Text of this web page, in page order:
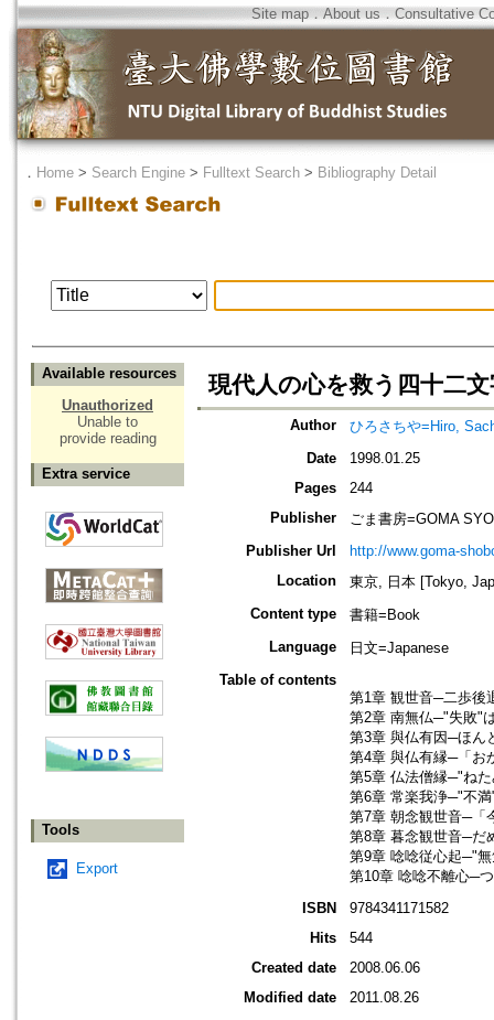
Site map．About us ． Consultative
． Home > Search Engine > Fulltext Search > Bibliography Detail
Available resources
Unauthorized
Unable to
provide reading
Extra service
Tools
Export
現代人の心を救う四十二
Author
ひろさちや=Hiro,
Date
1998.01.25
Pages
244
Publisher
ごま書房=GOMA
Publisher Url
http://www.goma-
Location
東京, 日本 [Tokyo,
Content type
書籍=Book
Language
日文=Japanese
Table of contents
第1章 観世音─二歩後
第2章 南無仏─"失敗"
第3章 與仏有因─ほん
第4章 與仏有縁─「お
第5章 仏法僧縁─"ね
第6章 常楽我浄─"不
第7章 朝念観世音─「
第8章 暮念観世音─だ
第9章 唸唸従心起─"
第10章 唸唸不離心─
ISBN
9784341171582
Hits
544
Created date
2008.06.06
Modified date
2011.08.26